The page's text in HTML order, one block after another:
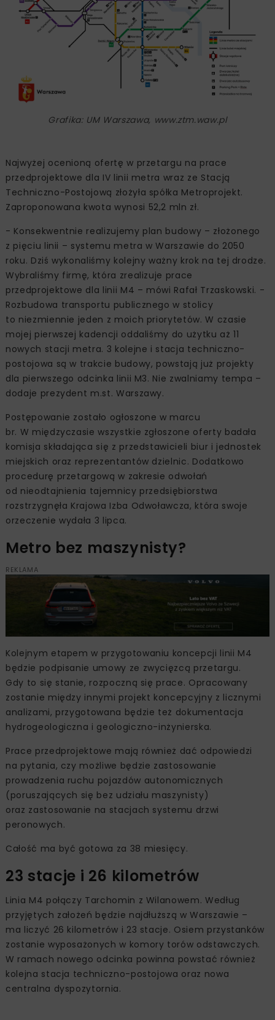
Grafika: UM Warszawa, www.ztm.waw.pl
Najwyżej ocenioną ofertę w przetargu na prace
przedprojektowe dla IV linii metra wraz ze Stacją
Techniczno-Postojową złożyła spółka Metroprojekt.
Zaproponowana kwota wynosi 52,2 mln zł.
- Konsekwentnie realizujemy plan budowy – złożonego
z pięciu linii – systemu metra w Warszawie do 2050
roku. Dziś wykonaliśmy kolejny ważny krok na tej drodze.
Wybraliśmy firmę, która zrealizuje prace
przedprojektowe dla linii M4 – mówi Rafał Trzaskowski. -
Rozbudowa transportu publicznego w stolicy
to niezmiennie jeden z moich priorytetów. W czasie
mojej pierwszej kadencji oddaliśmy do użytku aż 11
nowych stacji metra. 3 kolejne i stacja techniczno-
postojowa są w trakcie budowy, powstają już projekty
dla pierwszego odcinka linii M3. Nie zwalniamy tempa –
dodaje prezydent m.st. Warszawy.
Postępowanie zostało ogłoszone w marcu
br. W międzyczasie wszystkie zgłoszone oferty badała
komisja składająca się z przedstawicieli biur i jednostek
miejskich oraz reprezentantów dzielnic. Dodatkowo
procedurę przetargową w zakresie odwołań
od nieodtajnienia tajemnicy przedsiębiorstwa
rozstrzygnęła Krajowa Izba Odwoławcza, która swoje
orzeczenie wydała 3 lipca.
Metro bez maszynisty?
REKLAMA
Kolejnym etapem w przygotowaniu koncepcji linii M4
będzie podpisanie umowy ze zwycięzcą przetargu.
Gdy to się stanie, rozpoczną się prace. Opracowany
zostanie między innymi projekt koncepcyjny z licznymi
analizami, przygotowana będzie też dokumentacja
hydrogeologiczna i geologiczno-inżynierska.
Prace przedprojektowe mają również dać odpowiedzi
na pytania, czy możliwe będzie zastosowanie
prowadzenia ruchu pojazdów autonomicznych
(poruszających się bez udziału maszynisty)
oraz zastosowanie na stacjach systemu drzwi
peronowych.
Całość ma być gotowa za 38 miesięcy.
23 stacje i 26 kilometrów
Linia M4 połączy Tarchomin z Wilanowem. Według
przyjętych założeń będzie najdłuższą w Warszawie –
ma liczyć 26 kilometrów i 23 stacje. Osiem przystanków
zostanie wyposażonych w komory torów odstawczych.
W ramach nowego odcinka powinna powstać również
kolejna stacja techniczno-postojowa oraz nowa
centralna dyspozytornia.